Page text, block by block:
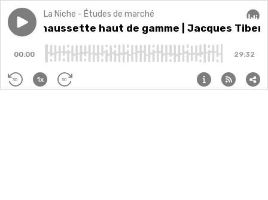
Play episode#13 La chaussette haut de gamme | Jacques
La Niche - Études de marché
La chaussette haut de gamme | Jacques
00:00 29:32
30 1x 30